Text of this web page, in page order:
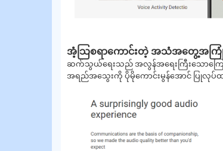
အံ့သြစရာကောင်းတဲ့ အသံအတွေ့အက
ဆက်သွယ်ရေးသည် အလွန်အရေးကြီးသောက
အရည်အသွေးကို ပိုမိုကောင်းမွန်အောင် ပြုလုပ်